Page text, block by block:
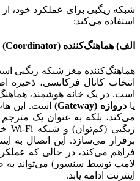
شبکه زیگبی برای عملکرد خود،
استفاده می‌کند:
الف) هماهنگ‌کننده (Coordinator)
هماهنگ‌کننده مغز شبکه زیگبی
انتخاب کانال فرکانسی، ذخیره
است. در یک خانه هوشمند،
یا دروازه (Gateway)
است. این
می‌کند، بلکه به عنوان یک
برقرار می‌سازد. این اتصال به
فراهم می‌کند، در حالی که
لامپ توسط سنسور) می‌تواند
اینترنت ادامه یابد.